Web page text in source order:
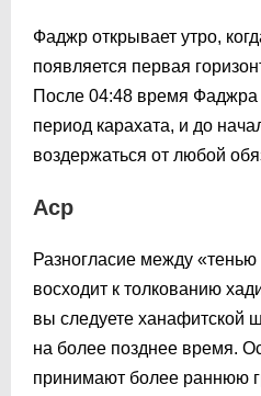
Фаджр открывает утро,
появляется первая
После 04:48 время Фаджра
период карахата, и до
воздержаться от любой
Аср
Разногласие между
восходит к толкованию
вы следуете ханафитской
на более позднее время.
принимают более раннюю